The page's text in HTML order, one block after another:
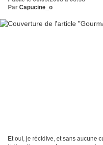
Par Capucine_o
Et oui, je récidive, et sans aucune